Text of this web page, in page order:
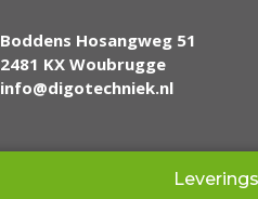
Boddens Hosangweg 51
2481 KX Woubrugge
info@digotechniek.nl